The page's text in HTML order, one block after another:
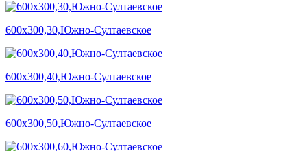
600х300,30,Южно-Султаевское
600х300,40,Южно-Султаевское
600х300,50,Южно-Султаевское